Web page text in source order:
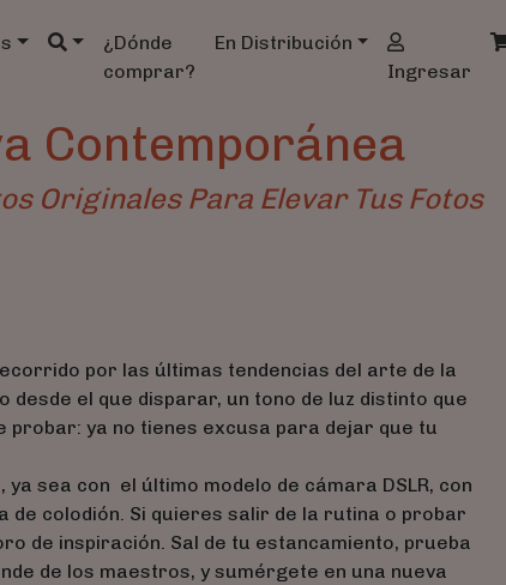
¿Dónde
comprar?
En Distribución
Ingresar
Contemporánea
Originales Para Elevar Tus Fotos
por las últimas tendencias del arte de la
el que disparar, un tono de luz distinto que
ya no tienes excusa para dejar que tu
sea con el último modelo de cámara DSLR, con
de colodión. Si quieres salir de la rutina o probar
de inspiración. Sal de tu estancamiento, prueba
de los maestros, y sumérgete en una nueva